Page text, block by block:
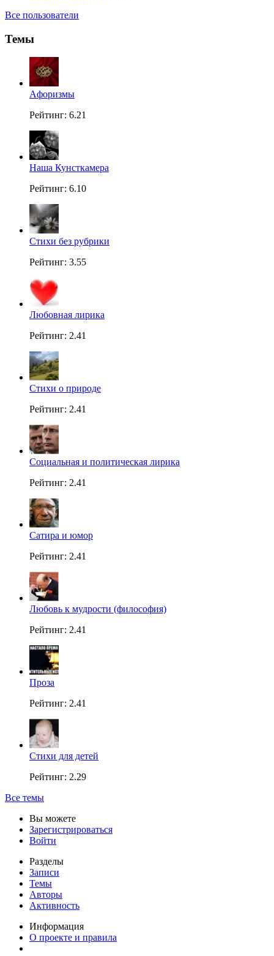
Все пользователи
Темы
Aфоризмы
Рейтинг: 6.21
Наша Кунсткамера
Рейтинг: 6.10
Стихи без рубрики
Рейтинг: 3.55
Любовная лирика
Рейтинг: 2.41
Стихи о природе
Рейтинг: 2.41
Социальная и политическая лирика
Рейтинг: 2.41
Сатира и юмор
Рейтинг: 2.41
Любовь к мудрости (философия)
Рейтинг: 2.41
Проза
Рейтинг: 2.41
Стихи для детей
Рейтинг: 2.29
Все темы
Вы можете
Зарегистрироваться
Войти
Разделы
Записи
Темы
Авторы
Активность
Информация
О проекте и правила